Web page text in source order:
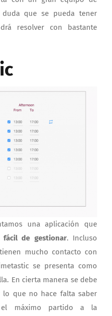
duda que se pueda tener
resolver con bastante
una aplicación que
fácil de gestionar. Incluso
mucho contacto con
se presenta como
En cierta manera se debe
que no hace falta saber
el máximo partido a la